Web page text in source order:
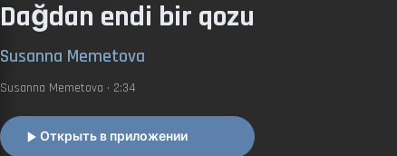
Dağdan endi bir qozu
Susanna Memetova
Susanna Memetova • 2:34
Открыть в приложении